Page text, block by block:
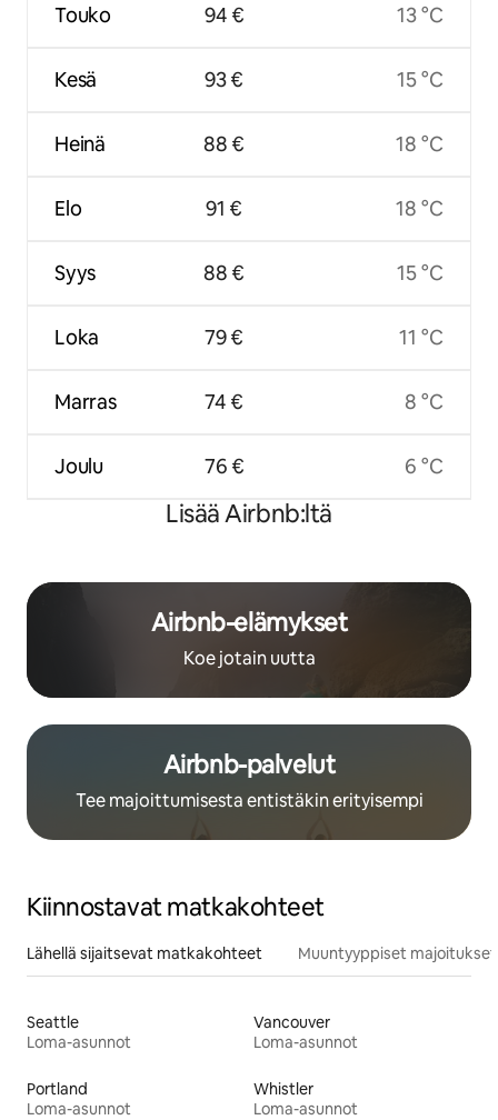
Touko
Kesä
Heinä
Elo
Syys
Loka
Marras
Joulu
94 €
93 €
88 €
91 €
88 €
79 €
74 €
76 €
13 °C
15 °C
18 °C
18 °C
15 °C
11 °C
8 °C
6 °C
Lisää Airbnb:ltä
Airbnb-elämykset
Koe jotain uutta
Airbnb-palvelut
Tee majoittumisesta entistäkin erityisempi
Kiinnostavat matkakohteet
Lähellä sijaitsevat matkakohteet Muuntyyppiset majoitukset
Seattle
Loma-asunnot
Vancouver
Loma-asunnot
Portland
Loma-asunnot
Whistler
Loma-asunnot